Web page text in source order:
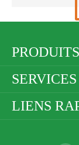
Voir
PRODUITS
SERVICES
LIENS